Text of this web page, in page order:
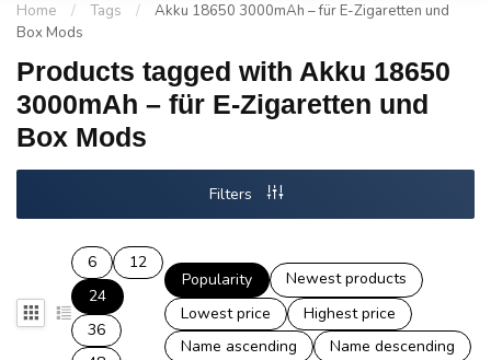
Home / Tags /
Akku 18650 3000mAh – für E-Zigaretten und
Box Mods
Products tagged with Akku 18650
3000mAh – für E-Zigaretten und
Box Mods
Filters
6
12
24
36
Popularity
Newest products
Lowest price
Highest price
Name ascending
Name descending